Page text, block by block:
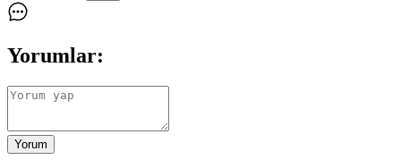
Yorumlar:
Yorum